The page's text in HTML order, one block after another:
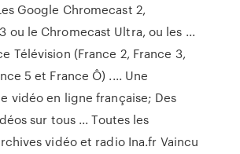
Google Chromecast 2,
ou le Chromecast Ultra, ou les ...
Télévision (France 2, France 3,
5 et France Ô) .... Une
vidéo en ligne française; Des
sur tous ... Toutes les
vidéo et radio Ina.fr Vaincu